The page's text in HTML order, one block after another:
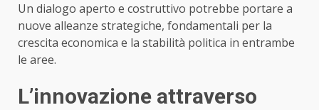
Un dialogo aperto e costruttivo potrebbe portare a
nuove alleanze strategiche, fondamentali per la
crescita economica e la stabilità politica in entrambe
le aree.
L’innovazione attraverso